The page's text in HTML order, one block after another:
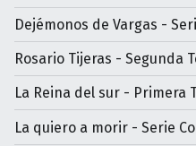
Dejémonos de Vargas -
Rosario Tijeras - Segunda
La Reina del sur - Primera
La quiero a morir - Serie